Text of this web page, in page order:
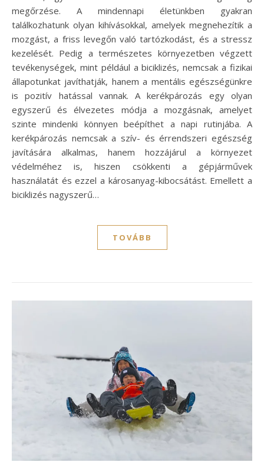
megőrzése. A mindennapi életünkben gyakran
találkozhatunk olyan kihívásokkal, amelyek megnehezítik a
mozgást, a friss levegőn való tartózkodást, és a stressz
kezelését. Pedig a természetes környezetben végzett
tevékenységek, mint például a biciklizés, nemcsak a fizikai
állapotunkat javíthatják, hanem a mentális egészségünkre
is pozitív hatással vannak. A kerékpározás egy olyan
egyszerű és élvezetes módja a mozgásnak, amelyet
szinte mindenki könnyen beépíthet a napi rutinjába. A
kerékpározás nemcsak a szív- és érrendszeri egészség
javítására alkalmas, hanem hozzájárul a környezet
védelméhez is, hiszen csökkenti a gépjárművek
használatát és ezzel a károsanyag-kibocsátást. Emellett a
biciklizés nagyszerű…
TOVÁBB